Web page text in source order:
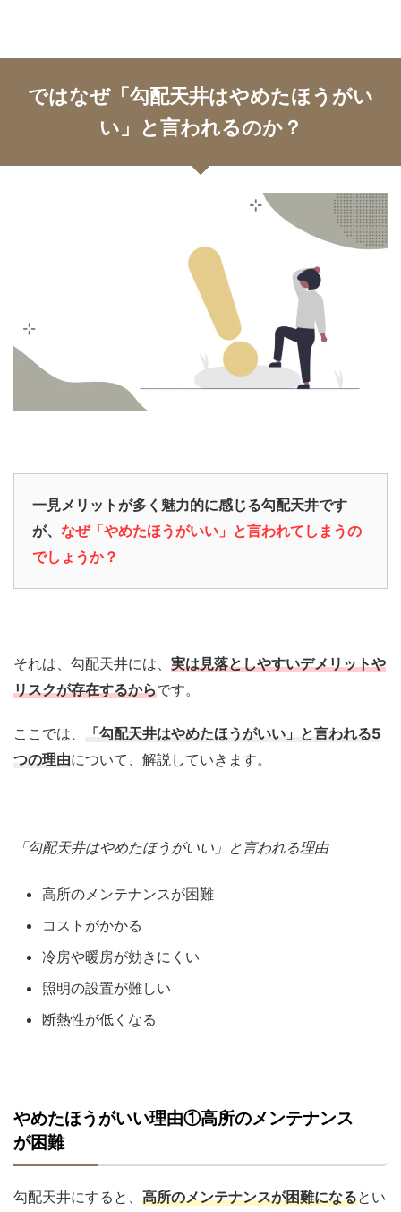
ではなぜ「勾配天井はやめたほうがい
い」と言われるのか？
一見メリットが多く魅力的に感じる勾配天井です
が、 なぜ「やめたほうがいい」と言われてしまうの
でしょうか？
それは、勾配天井には、 実は見落としやすいデメリットや
リスクが存在するからです。
ここでは、
「勾配天井はやめたほうがいい」と言われる5
つの理由について、解説していきます。
「勾配天井はやめたほうがいい」と言われる理由
高所のメンテナンスが困難
コストがかかる
冷房や暖房が効きにくい
照明の設置が難しい
断熱性が低くなる
やめたほうがいい理由①高所のメンテナンス
が困難
勾配天井にすると、 高所のメンテナンスが困難になるとい